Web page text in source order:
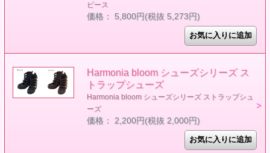
ピース
価格： 5,800円(税抜 5,273円)
Harmonia bloom シューズシリーズ ス
トラップシューズ
Harmonia bloom シューズシリーズ ストラップシュ
ーズ
価格： 2,200円(税抜 2,000円)